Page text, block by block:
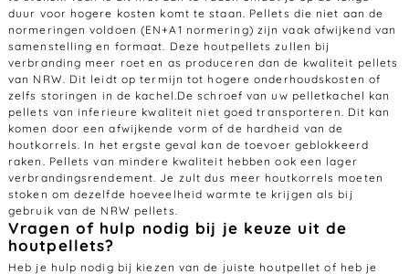
duur voor hogere kosten komt te staan. Pellets die niet aan de
normeringen voldoen (EN+A1 normering) zijn vaak afwijkend van
samenstelling en formaat. Deze houtpellets zullen bij
verbranding meer roet en as produceren dan de kwaliteit pellets
van NRW. Dit leidt op termijn tot hogere onderhoudskosten of
zelfs storingen in de kachel.De schroef van uw pelletkachel kan
pellets van inferieure kwaliteit niet goed transporteren. Dit kan
komen door een afwijkende vorm of de hardheid van de
houtkorrels. In het ergste geval kan de toevoer geblokkeerd
raken. Pellets van mindere kwaliteit hebben ook een lager
verbrandingsrendement. Je zult dus meer houtkorrels moeten
stoken om dezelfde hoeveelheid warmte te krijgen als bij
gebruik van de NRW pellets.
Vragen of hulp nodig bij je keuze uit de
houtpellets?
Heb je hulp nodig bij kiezen van de juiste houtpellet of heb je